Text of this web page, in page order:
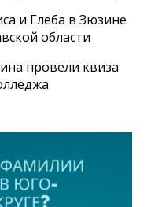
и Глеба в Зюзине
области
провели квиза